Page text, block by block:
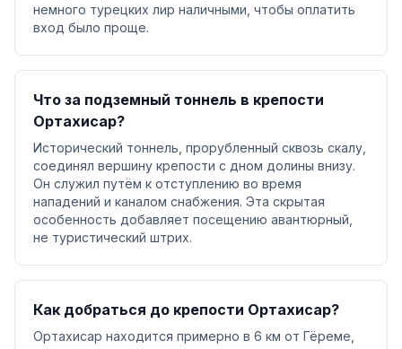
немного турецких лир наличными, чтобы оплатить
вход было проще.
Что за подземный тоннель в крепости
Ортахисар?
Исторический тоннель, прорубленный сквозь скалу,
соединял вершину крепости с дном долины внизу.
Он служил путём к отступлению во время
нападений и каналом снабжения. Эта скрытая
особенность добавляет посещению авантюрный,
не туристический штрих.
Как добраться до крепости Ортахисар?
Ортахисар находится примерно в 6 км от Гёреме,